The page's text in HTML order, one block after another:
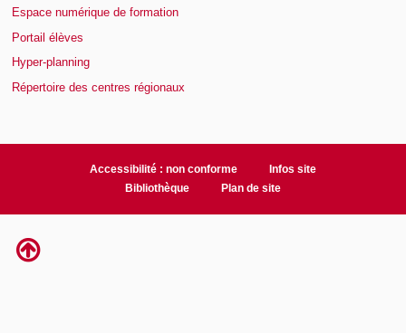
Espace numérique de formation
Portail élèves
Hyper-planning
Répertoire des centres régionaux
Accessibilité : non conforme
Infos site
Bibliothèque
Plan de site